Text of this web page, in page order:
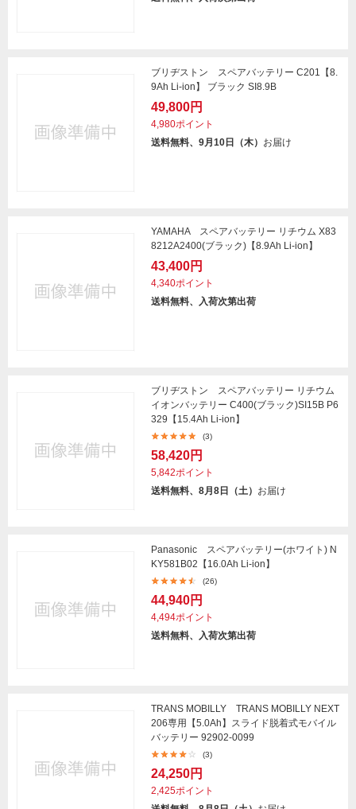
ブリヂストン スペアバッテリー C201【8.
9Ah Li-ion】 ブラック SI8.9B
49,800円
4,980ポイント
送料無料、9月10日（木） お届け
YAMAHA スペアバッテリー リチウム X83
8212A2400(ブラック)【8.9Ah Li-ion】
43,400円
4,340ポイント
送料無料、入荷次第出荷
ブリヂストン スペアバッテリー リチウム
イオンバッテリー C400(ブラック)SI15B P6
329【15.4Ah Li-ion】
(3)
58,420円
5,842ポイント
送料無料、8月8日（土） お届け
Panasonic スペアバッテリー(ホワイト) N
KY581B02【16.0Ah Li-ion】
(26)
44,940円
4,494ポイント
送料無料、入荷次第出荷
TRANS MOBILLY TRANS MOBILLY NEXT
206専用【5.0Ah】スライド脱着式モバイル
バッテリー 92902-0099
(3)
24,250円
2,425ポイント